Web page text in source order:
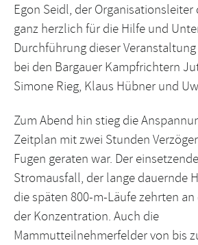
Egon Seidl, der Organisationsleiter
ganz herzlich für die Hilfe und
Durchführung dieser
bei den Bargauer Kampfrichtern
Simone Rieg, Klaus Hübner und
Zum Abend hin stieg die
Zeitplan mit zwei Stunden
Fugen geraten war. Der
Stromausfall, der lange dauernde
die späten 800-m-Läufe zehrten
der Konzentration. Auch die
Mammutteilnehmerfelder von bis